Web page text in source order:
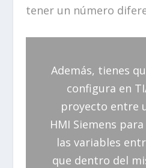
tener un número
Además, tienes
configura en
proyecto entre
HMI Siemens
las variables
que dentro del